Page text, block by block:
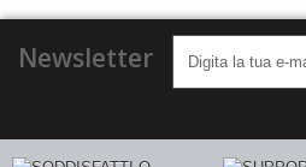
Newsletter